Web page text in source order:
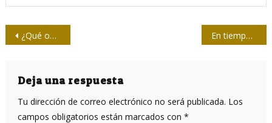
Navegación
entradas
¿Qué opina el mundo sobre el bloqueo yanki a Cuba? En tiempo real: cinco años al servicio del pueblo
Deja una respuesta
Tu dirección de correo electrónico no será publicada. Los
campos obligatorios están marcados con *